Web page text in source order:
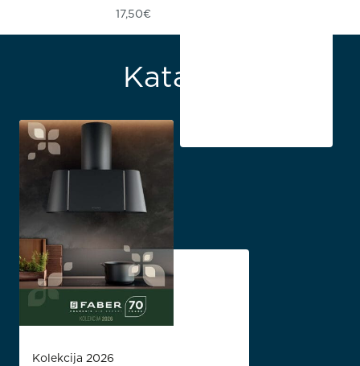
17,50€
Katalozi
Kolekcija 2026